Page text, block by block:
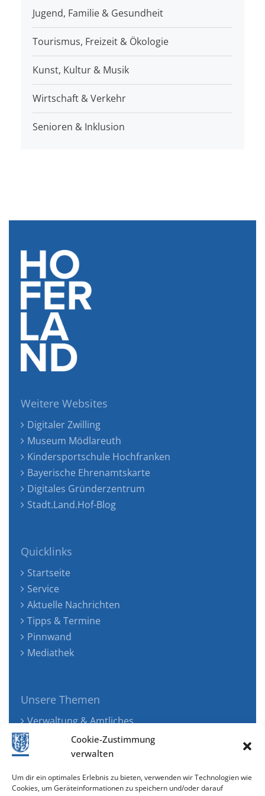
Cookie-Zustimmung
verwalten
Um dir ein optimales Erlebnis zu bieten, verwenden wir Technologien wie
Cookies, um Geräteinformationen zu speichern und/oder darauf
Jugend, Familie & Gesundheit
Tourismus, Freizeit & Ökologie
Kunst, Kultur & Musik
Wirtschaft & Verkehr
Senioren & Inklusion
Weitere Websites
Digitaler Zwilling
Museum Mödlareuth
Kindersportschule Hochfranken
Bayerische Ehrenamtskarte
Digitales Gründerzentrum
Stadt.Land.Hof-Blog
Quicklinks
Startseite
Service
Aktuelle Nachrichten
Tipps & Termine
Pinnwand
Mediathek
Unsere Themen
Verwaltung & Amtliches
Jugend, Familie & Gesundheit
Tourismus, Freizeit & Ökologie
Wirtschaft & Verkehr